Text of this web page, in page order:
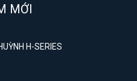
MỚI
H-SERIES